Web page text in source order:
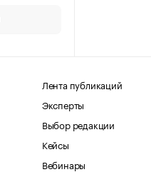
Лента публикаций
Эксперты
Выбор редакции
Кейсы
Вебинары